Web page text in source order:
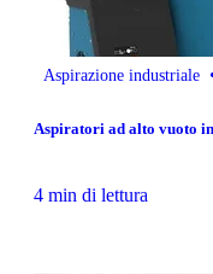
Aspirazione industriale
Aspiratori ad alto vuoto
4 min di lettura